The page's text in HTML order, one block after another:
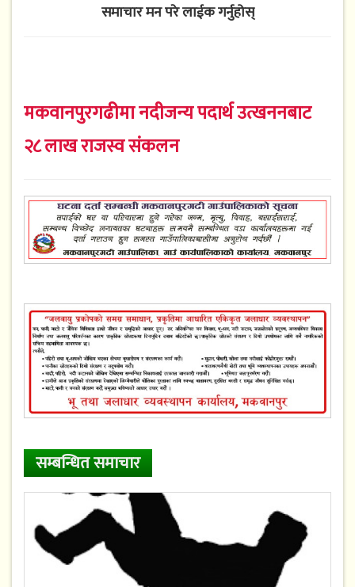
समाचार मन परे लाईक गर्नुहोस्
मकवानपुरगढीमा नदीजन्य पदार्थ उत्खननबाट
२८ लाख राजस्व संकलन
सम्बन्धित समाचार